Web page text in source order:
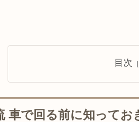
目次
車で回る前に知ってお